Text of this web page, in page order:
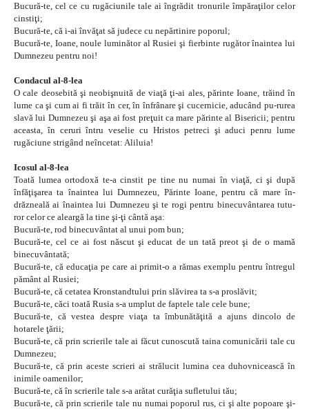
Bucură-te, cel ce cu rugăciunile tale ai îngrădit tronurile împăraţilor celor
cinstiţi;
Bucură-te, că i-ai învăţat să judece cu nepărtinire poporul;
Bucură-te, Ioane, noule luminător al Rusiei şi fierbinte rugător înaintea lui
Dumnezeu pentru noi!
Condacul al-8-lea
O cale deosebită şi neobişnuită de viaţă ţi-ai ales, părinte Ioane, trăind în
lume ca şi cum ai fi trăit în cer, în înfrânare şi cucernicie, aducând pu-rurea
slavă lui Dumnezeu şi aşa ai fost preţuit ca mare părinte al Bisericii; pentru
aceasta, în ceruri întru veselie cu Hristos petreci şi aduci penru lume
rugăciune strigând neîncetat: Aliluia!
Icosul al-8-lea
Toată lumea ortodoxă te-a cinstit pe tine nu numai în viaţă, ci şi după
înfăţişarea ta înaintea lui Dumnezeu, Părinte Ioane, pentru că mare în-
drăzneală ai înaintea lui Dumnezeu şi te rogi pentru binecuvântarea tutu-
ror celor ce aleargă la tine şi-ţi cântă aşa:
Bucură-te, rod binecuvântat al unui pom bun;
Bucură-te, cel ce ai fost născut şi educat de un tată preot şi de o mamă
binecuvântată;
Bucură-te, că educaţia pe care ai primit-o a rămas exemplu pentru întregul
pământ al Rusiei;
Bucură-te, că cetatea Kronstandtului prin slăvirea ta s-a proslăvit;
Bucură-te, căci toată Rusia s-a umplut de faptele tale cele bune;
Bucură-te, că vestea despre viaţa ta îmbunătăţită a ajuns dincolo de
hotarele ţării;
Bucură-te, că prin scrierile tale ai făcut cunoscută taina comunicării tale cu
Dumnezeu;
Bucură-te, că prin aceste scrieri ai strălucit lumina cea duhovnicească în
inimile oamenilor;
Bucură-te, că în scrierile tale s-a arătat curăţia sufletului tău;
Bucură-te, că prin scrierile tale nu numai poporul rus, ci şi alte popoare şi-